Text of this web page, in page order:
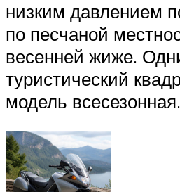
низким давлением
по песчаной
весенней жиже.
туристический
модель всесезонная.